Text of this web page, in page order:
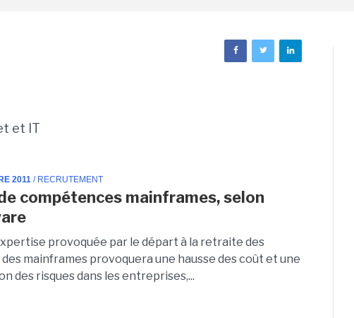
et IT
2011 / RECRUTEMENT
compétences mainframes, selon
provoquée par le départ à la retraite des
mainframes provoquera une hausse des coût et une
des risques dans les entreprises,...